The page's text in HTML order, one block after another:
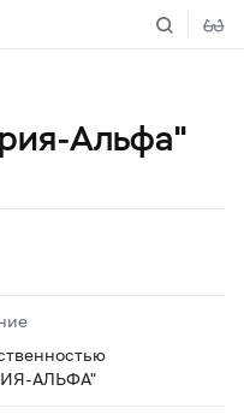
Альфа"
АЛЬФА"